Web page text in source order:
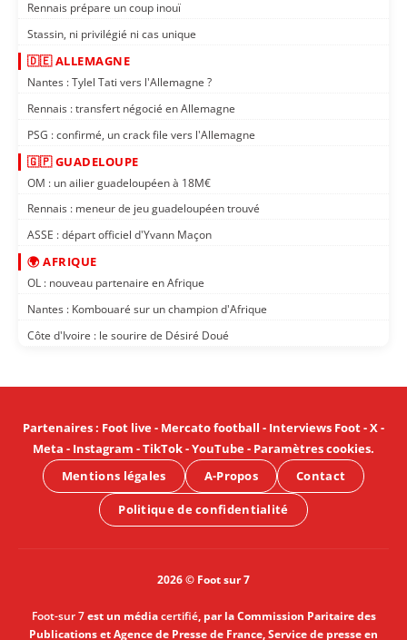
Rennais prépare un coup inouï
Stassin, ni privilégié ni cas unique
🇩🇪 ALLEMAGNE
Nantes : Tylel Tati vers l'Allemagne ?
Rennais : transfert négocié en Allemagne
PSG : confirmé, un crack file vers l'Allemagne
🇬🇵 GUADELOUPE
OM : un ailier guadeloupéen à 18M€
Rennais : meneur de jeu guadeloupéen trouvé
ASSE : départ officiel d'Yvann Maçon
🌍 AFRIQUE
OL : nouveau partenaire en Afrique
Nantes : Kombouaré sur un champion d'Afrique
Côte d'Ivoire : le sourire de Désiré Doué
Partenaires: Foot live- Mercato football - Interviews Foot-X-
Meta - Instagram -TikTok-YouTube- Paramètres cookies.
Mentions légales
A-Propos Contact
Politique de confidentialité
2026 © Foot sur 7
Foot-sur 7est un médiacertifié, par la Commission Paritaire des
Publications et Agence de Presse de France, Service de presse en